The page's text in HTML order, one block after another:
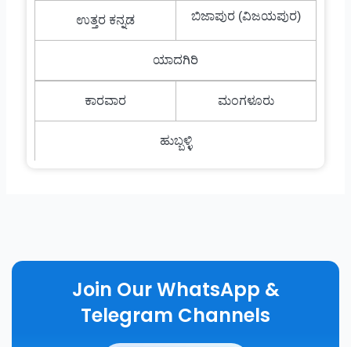
ಉತ್ತರ ಕನ್ನಡ ಬಿಜಾಪುರ (ವಿಜಯಪುರ)
ಯಾದಗಿರಿ
ಕಾರವಾರ ಮಂಗಳೂರು
ಹುಬ್ಬಳ್ಳಿ
Join Our WhatsApp &
Telegram Channels